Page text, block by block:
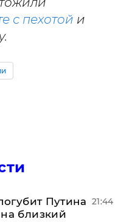
с пехотой и
Путина
близкий
21:44